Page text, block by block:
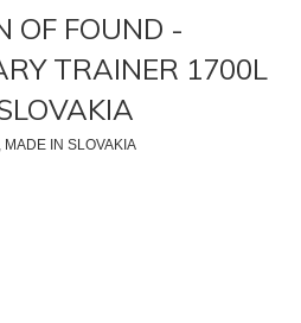
OF FOUND -
TRAINER 1700L
IN SLOVAKIA